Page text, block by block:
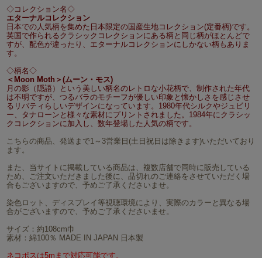
◇コレクション名◇
エターナルコレクション
日本での人気柄を集めた日本限定の国産生地コレクション(定番柄)です。
英国で作られるクラシックコレクションにある柄と同じ柄がほとんどで
すが、配色が違ったり、エターナルコレクションにしかない柄もありま
す。
◇柄名◇
＜Moon Moth＞(ムーン・モス)
月の影（隠語）という美しい柄名のレトロな小花柄で、制作された年代
は不明ですが、つるバラのモチーフが優しい印象と懐かしさを感じさせ
るリバティらしいデザインになっています。1980年代シルクやジュビリ
ー、タナローンと様々な素材にプリントされました。1984年にクラシッ
クコレクションに加入し、数年登場した人気の柄です。
こちらの商品、発送まで1～3営業日(土日祝日は除きます)いただいており
ます。
また、当サイトに掲載している商品は、複数店舗で同時に販売している
ため、ご注文いただきました後に、品切れのご連絡をさせていただく場
合もございますので、予めご了承くださいませ。
染色ロット、ディスプレイ等視聴環境により、実際のカラーと異なる場
合がございますので、予めご了承くださいませ。
サイズ：約108cm巾
素材：綿100％ MADE IN JAPAN 日本製
ネコポスは5mまで対応可能です。